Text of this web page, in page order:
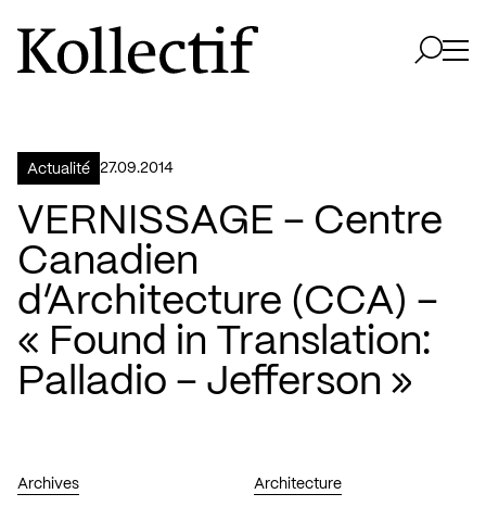
Aller à la page d'accueil
Logo Kollectif
Actualité 27.09.2014
VERNISSAGE – Centre
Canadien
d’Architecture (CCA) –
« Found in Translation:
Palladio – Jefferson »
Archives Architecture